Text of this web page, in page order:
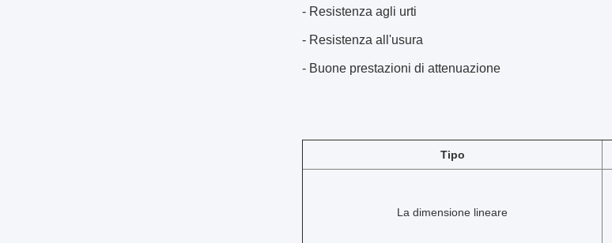
- Resistenza agli urti
- Resistenza all'usura
- Buone prestazioni di attenuazione
Tipo
La dimensione lineare